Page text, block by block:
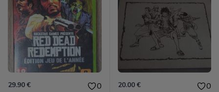
29.90 € 0 20.00 € 0